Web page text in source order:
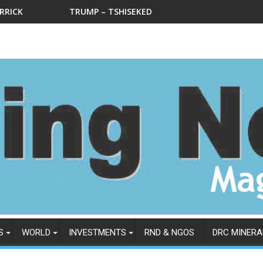
FAITS ET DOCUMENTS OFFICIELS DONT CEUX DE L’ITSCI A
DES SANCTIONS CONTRE DAN GETLER
– TSHISEKEDI AT THE DEPARTMENT OF STATE IN
WORLD INVESTMENTS RND & NGOS DRC